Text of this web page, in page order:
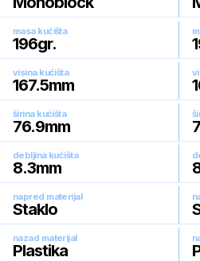
masa kućišta
196gr.
visina kućišta
167.5mm
širina kućišta
76.9mm
debljina kućišta
8.3mm
napred materijal
Staklo
nazad materijal
Plastika